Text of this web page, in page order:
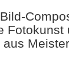
Fotokunst
aus